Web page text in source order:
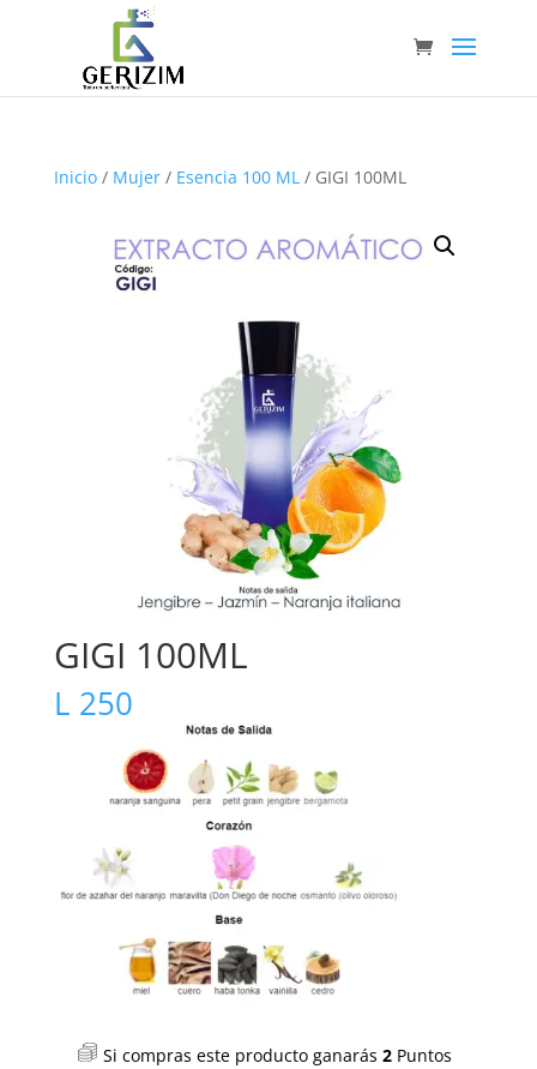
Inicio/ Mujer/ Esencia 100 ML/ GIGI 100ML
GIGI 100ML
L 250
Si compras este producto ganarás 2Puntos